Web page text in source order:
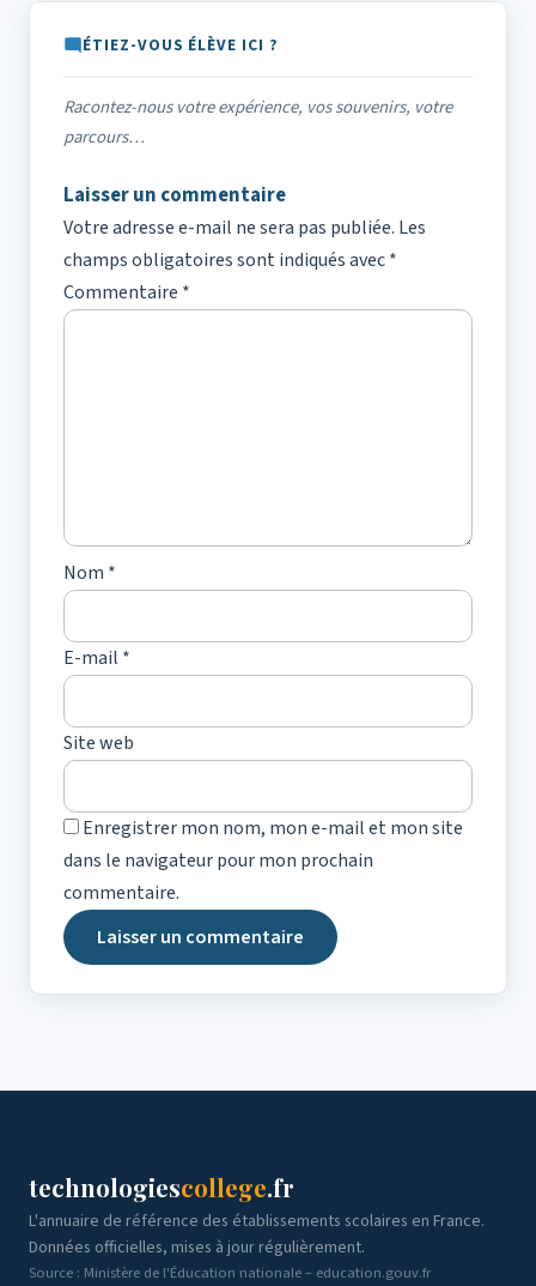
ÉTIEZ-VOUS ÉLÈVE ICI ?
Racontez-nous votre expérience, vos souvenirs, votre
parcours…
Laisser un commentaire
Votre adresse e-mail ne sera pas publiée. Les
champs obligatoires sont indiqués avec*
Commentaire *
Nom *
E-mail *
Site web
Enregistrer mon nom, mon e-mail et mon site
dans le navigateur pour mon prochain
commentaire.
technologiescollege.fr
L'annuaire de référence des établissements scolaires en France.
Données officielles, mises à jour régulièrement.
Source : Ministère de l'Éducation nationale – education.gouv.fr